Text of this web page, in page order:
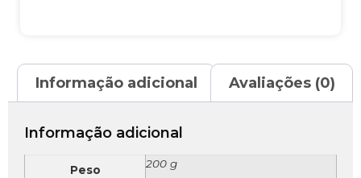
Informação adicional Avaliações (0)
Informação adicional
Peso 200 g